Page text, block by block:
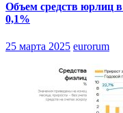
Объем средств юрлиц
0,1%
25 марта 2025 eurorum